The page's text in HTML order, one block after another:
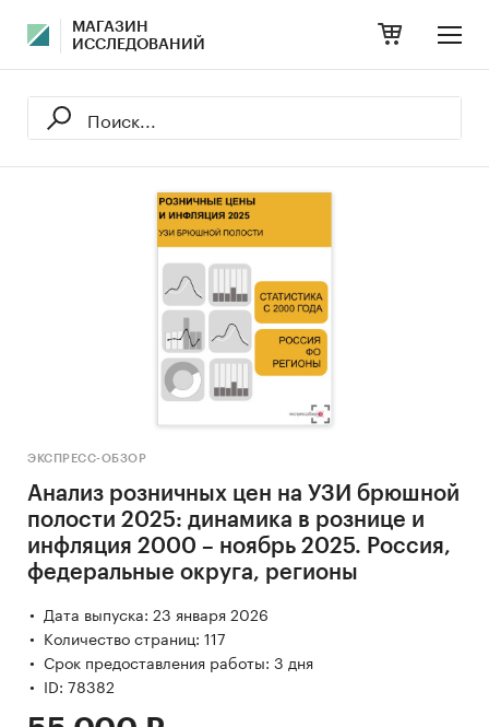
МАГАЗИН
ИССЛЕДОВАНИЙ
ЭКСПРЕСС-ОБЗОР
Анализ розничных цен на ​​​​​​​УЗИ брюшной
полости 2025: динамика в рознице и
инфляция 2000 – ноябрь 2025. Россия,
федеральные округа, регионы
Дата выпуска: 23 января 2026
Количество страниц: 117
Срок предоставления работы: 3 дня
ID: 78382